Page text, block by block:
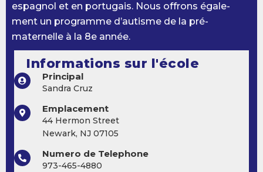
espagnol et en portugais. Nous offrons égale-
ment un programme d’autisme de la pré-
maternelle à la 8e année.
Informations sur l'école
Principal
Sandra Cruz
Emplacement
44 Hermon Street
Newark, NJ 07105
Numero de Telephone
973-465-4880